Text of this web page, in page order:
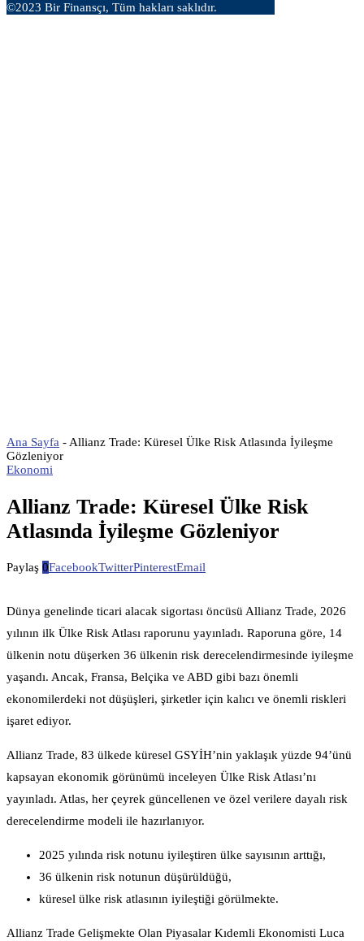
©2023 Bir Finansçı, Tüm hakları saklıdır.
Ana Sayfa - Allianz Trade: Küresel Ülke Risk Atlasında İyileşme
Gözleniyor
Ekonomi
Allianz Trade: Küresel Ülke Risk
Atlasında İyileşme Gözleniyor
Paylaş 0FacebookTwitterPinterestEmail
Dünya genelinde ticari alacak sigortası öncüsü Allianz Trade, 2026
yılının ilk Ülke Risk Atlası raporunu yayınladı. Raporuna göre, 14
ülkenin notu düşerken 36 ülkenin risk derecelendirmesinde iyileşme
yaşandı. Ancak, Fransa, Belçika ve ABD gibi bazı önemli
ekonomilerdeki not düşüşleri, şirketler için kalıcı ve önemli riskleri
işaret ediyor.
Allianz Trade, 83 ülkede küresel GSYİH’nin yaklaşık yüzde 94’ünü
kapsayan ekonomik görünümü inceleyen Ülke Risk Atlası’nı
yayınladı. Atlas, her çeyrek güncellenen ve özel verilere dayalı risk
derecelendirme modeli ile hazırlanıyor.
2025 yılında risk notunu iyileştiren ülke sayısının arttığı,
36 ülkenin risk notunun düşürüldüğü,
küresel ülke risk atlasının iyileştiği görülmekte.
Allianz Trade Gelişmekte Olan Piyasalar Kıdemli Ekonomisti Luca